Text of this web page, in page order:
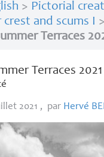
> Pictorial
crest and scums I >
Terraces
Terraces 2021
2021 , par Hervé